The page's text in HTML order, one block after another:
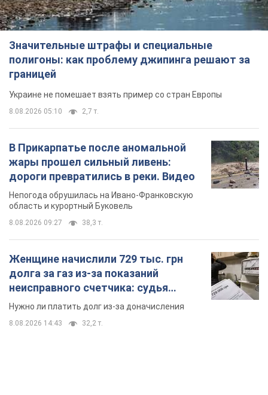
Значительные штрафы и специальные
полигоны: как проблему джипинга решают за
границей
Украине не помешает взять пример со стран Европы
8.08.2026 05:10 2,7 т.
В Прикарпатье после аномальной
жары прошел сильный ливень:
дороги превратились в реки. Видео
Непогода обрушилась на Ивано-Франковскую
область и курортный Буковель
8.08.2026 09:27 38,3 т.
Женщине начислили 729 тыс. грн
долга за газ из-за показаний
неисправного счетчика: судья
вынес неожиданное решение
Нужно ли платить долг из-за доначисления
8.08.2026 14:43 32,2 т.